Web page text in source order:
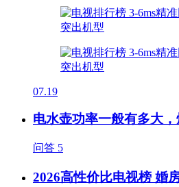
07.19
电水壶功率一般有多大
问答 5
2026高性价比电视榜 婚